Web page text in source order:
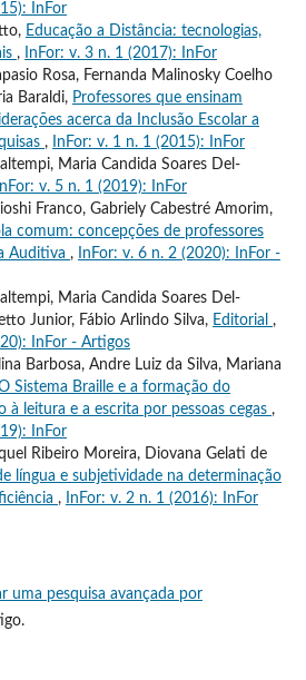
InFor
Educação a Distância: tecnologias,
,
InFor: v. 3 n. 1 (2017): InFor
Rosa, Fernanda Malinosky Coelho
Baraldi, Professores que ensinam
acerca da Inclusão Escolar a
,
InFor: v. 1 n. 1 (2015): InFor
Maria Candida Soares Del-
InFor: v. 5 n. 1 (2019): InFor
Franco, Gabriely Cabestré Amorim,
comum: concepções de professores
Auditiva ,
InFor: v. 6 n. 2 (2020): InFor -
Maria Candida Soares Del-
Junior, Fábio Arlindo Silva, Editorial ,
InFor - Artigos
Barbosa, Andre Luiz da Silva, Mariana
Sistema Braille e a formação do
à leitura e a escrita por pessoas cegas ,
InFor
Ribeiro Moreira, Diovana Gelati de
língua e subjetividade na determinação
, InFor: v. 2 n. 1 (2016): InFor
uma pesquisa avançada por